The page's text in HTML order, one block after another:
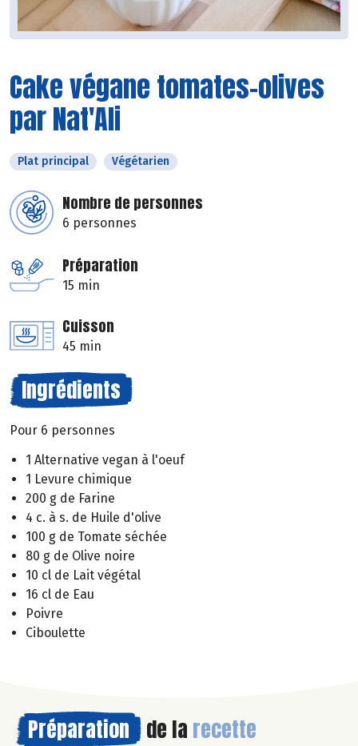
Cake végane tomates-olives
par Nat'Ali
Plat principal Végétarien
Nombre de personnes
6 personnes
Préparation
15 min
Cuisson
45 min
Ingrédients
Pour 6 personnes
1 Alternative vegan à l'oeuf
1 Levure chimique
200 g de Farine
4 c. à s. de Huile d'olive
100 g de Tomate séchée
80 g de Olive noire
10 cl de Lait végétal
16 cl de Eau
Poivre
Ciboulette
Préparation de la recette